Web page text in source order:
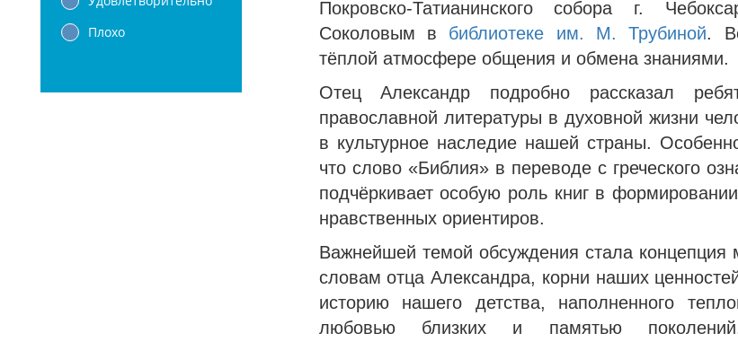
Плохо
Покровско-Татианинского собора г.
Соколовым в библиотеке им. М. Трубиной.
тёплой атмосфере общения и обмена знаниями.
Отец Александр подробно рассказал
православной литературы в духовной жизни
в культурное наследие нашей страны.
что слово «Библия» в переводе с греческого
подчёркивает особую роль книг в
нравственных ориентиров.
Важнейшей темой обсуждения стала
словам отца Александра, корни наших
историю нашего детства, наполненного
любовью близких и памятью